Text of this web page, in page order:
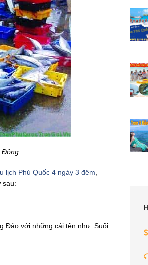
Đông
lịch Phú Quốc 4 ngày 3 đêm
sau:
Đảo với những cái tên như: Suối